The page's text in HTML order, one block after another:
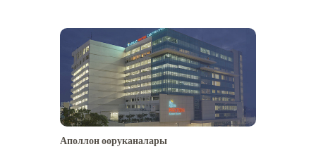
Аполлон ооруканалары